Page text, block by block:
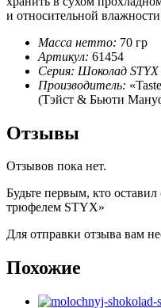
и относительной
Масса нетто: 70 гр
Артикул: 61454
Cерия: Шоколад STYX
Производитель:
(Тэйст & Бьюти
Отзывы
Отзывов пока нет.
Будьте первым, кто
трюфелем STYX»
Для отправки отзыва вам
Похожие